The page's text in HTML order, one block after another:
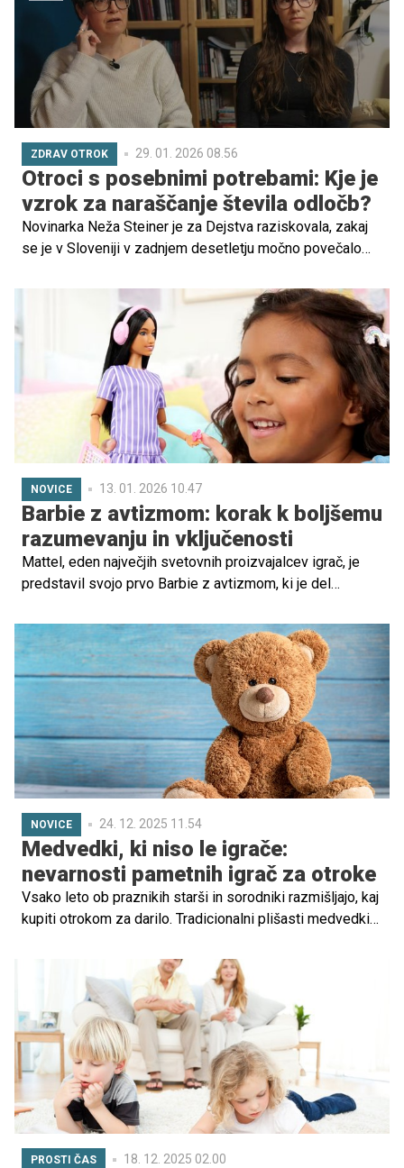
ZDRAV OTROK 29. 01. 2026 08.56
Otroci s posebnimi potrebami: Kje je
vzrok za naraščanje števila odločb?
Novinarka Neža Steiner je za Dejstva raziskovala, zakaj
se je v Sloveniji v zadnjem desetletju močno povečalo
Danes jih je v osnovnih in srednjih šolah že skoraj 25
tisoč. Kaj se skriva za temi številkami? So otroci danes
drugačni ali jih končno bolje prepoznavamo?
NOVICE 13. 01. 2026 10.47
Barbie z avtizmom: korak k boljšemu
razumevanju in vključenosti
Mattel, eden največjih svetovnih proizvajalcev igrač, je
predstavil svojo prvo Barbie z avtizmom, ki je del
NOVICE 24. 12. 2025 11.54
Medvedki, ki niso le igrače:
nevarnosti pametnih igrač za otroke
Vsako leto ob praznikih starši in sorodniki razmišljajo, kaj
kupiti otrokom za darilo. Tradicionalni plišasti medvedki
letos so nekateri znanstveniki, raziskovalci in otroški
strokovnjaki izrazili skrb, da medvedki, predvsem tisti z
vgrajeno tehnologijo ali umetno inteligenco, morda niso
najboljša izbira za božično darilo.
PROSTI ČAS 18. 12. 2025 02.00